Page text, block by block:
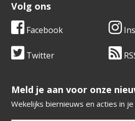
Volg ons
Facebook
Twitter
​​​​​​​Meld je aan voor onze
Wekelijks biernieuws en acties in je